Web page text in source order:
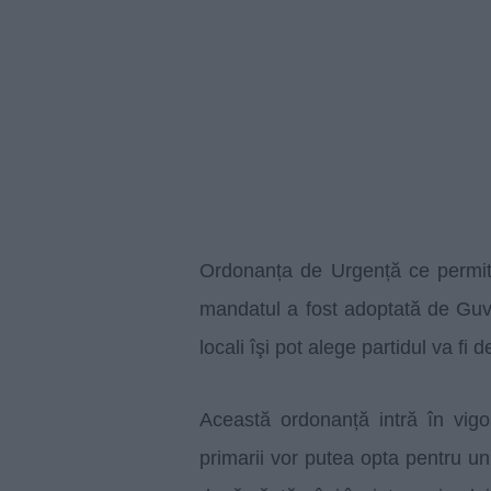
Ordonanța de Urgență ce
mandatul a fost adoptată de
locali îşi pot alege partidul va fi
Această ordonanță intră în
primarii vor putea opta pentru